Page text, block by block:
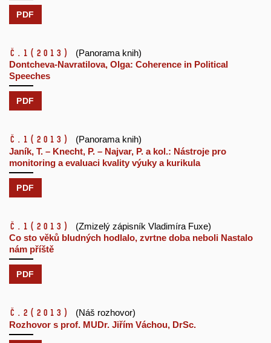
PDF
č.1 (2013)
(Panorama knih)
Dontcheva-Navratilova, Olga: Coherence in Political
Speeches
PDF
č.1 (2013)
(Panorama knih)
Janík, T. – Knecht, P. – Najvar, P. a kol.: Nástroje pro
monitoring a evaluaci kvality výuky a kurikula
PDF
č.1 (2013)
(Zmizelý zápisník Vladimíra Fuxe)
Co sto věků bludných hodlalo, zvrtne doba neboli Nastalo
nám příště
PDF
č.2 (2013)
(Náš rozhovor)
Rozhovor s prof. MUDr. Jiřím Váchou, DrSc.